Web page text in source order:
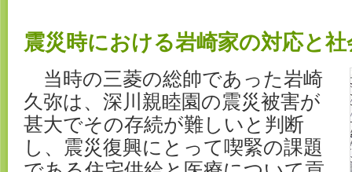
震災時における岩崎家の対応と社
当時の三菱の総帥であった岩崎
久弥は、深川親睦園の震災被害が
甚大でその存続が難しいと判断
し、震災復興にとって喫緊の課題